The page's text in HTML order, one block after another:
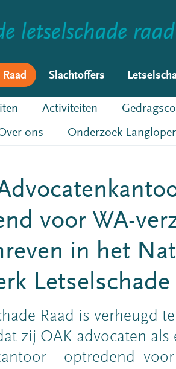
Slachtoffers
Activiteiten
ons Onderzoek
voor WA-
in het
Letselschade
Raad is verheugd
zij OAK advocaten als
– optredend voor